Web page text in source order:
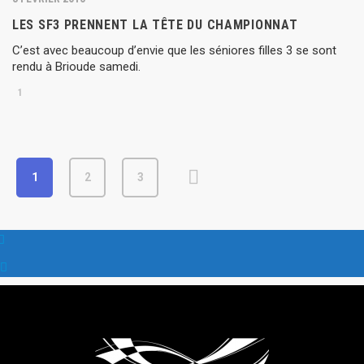
LES SF3 PRENNENT LA TÊTE DU CHAMPIONNAT
C’est avec beaucoup d’envie que les séniores filles 3 se sont
rendu à Brioude samedi.
1
1 2 3